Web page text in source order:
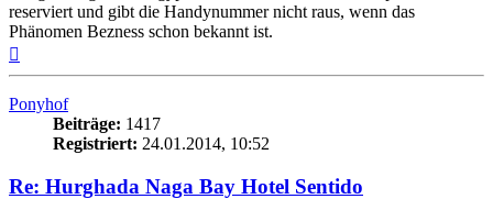
reserviert und gibt die Handynummer nicht raus, wenn das
Phänomen Bezness schon bekannt ist.
Ponyhof
Beiträge: 1417
Registriert: 24.01.2014, 10:52
Re: Hurghada Naga Bay Hotel Sentido